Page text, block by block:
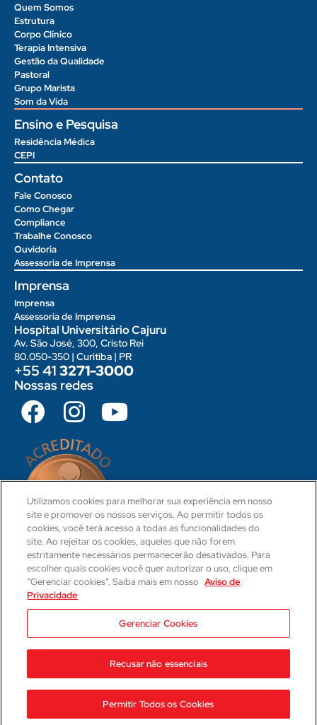
Quem Somos
Estrutura
Corpo Clínico
Terapia Intensiva
Gestão da Qualidade
Pastoral
Grupo Marista
Som da Vida
Ensino e Pesquisa
Residência Médica
CEPI
Contato
Fale Conosco
Como Chegar
Compliance
Trabalhe Conosco
Ouvidoria
Assessoria de Imprensa
Imprensa
Imprensa
Assessoria de Imprensa
Hospital Universitário Cajuru
Av. São José, 300, Cristo Rei
80.050-350 | Curitiba | PR
+55 413271-3000
Nossas redes
CRM 31-PR
Responsável Técnica Médica
CRM: 29623-PR | RQE: 21593
2023 © Hospital Cajuru Aviso de Privacidade
Utilizamos cookies para melhorar sua experiência em nosso
site e promover os nossos serviços. Ao permitir todos os
cookies, você terá acesso a todas as funcionalidades do
site. Ao rejeitar os cookies, aqueles que não forem
estritamente necessários permanecerão desativados. Para
escolher quais cookies você quer autorizar o uso, clique em
“Gerenciar cookies”. Saiba mais em nosso Aviso de
Privacidade
Gerenciar Cookies
Recusar não essenciais
Permitir Todos os Cookies